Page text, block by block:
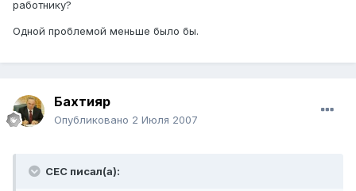
работнику?
Одной проблемой меньше было бы.
Бахтияр
Опубликовано 2 Июля 2007
СЕС писал(а):